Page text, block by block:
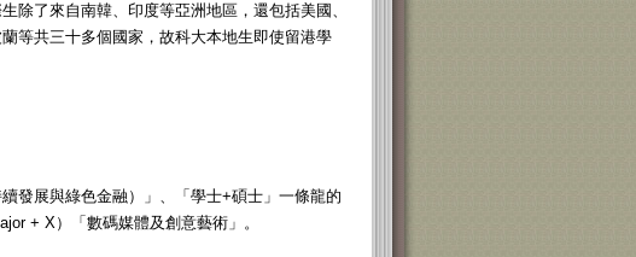
除了來自南韓、印度等亞洲地區，還包括美國、
等共三十多個國家，故科大本地生即使留港學
發展與綠色金融）」、「學士+碩士」一條龍的
+ X）「數碼媒體及創意藝術」。